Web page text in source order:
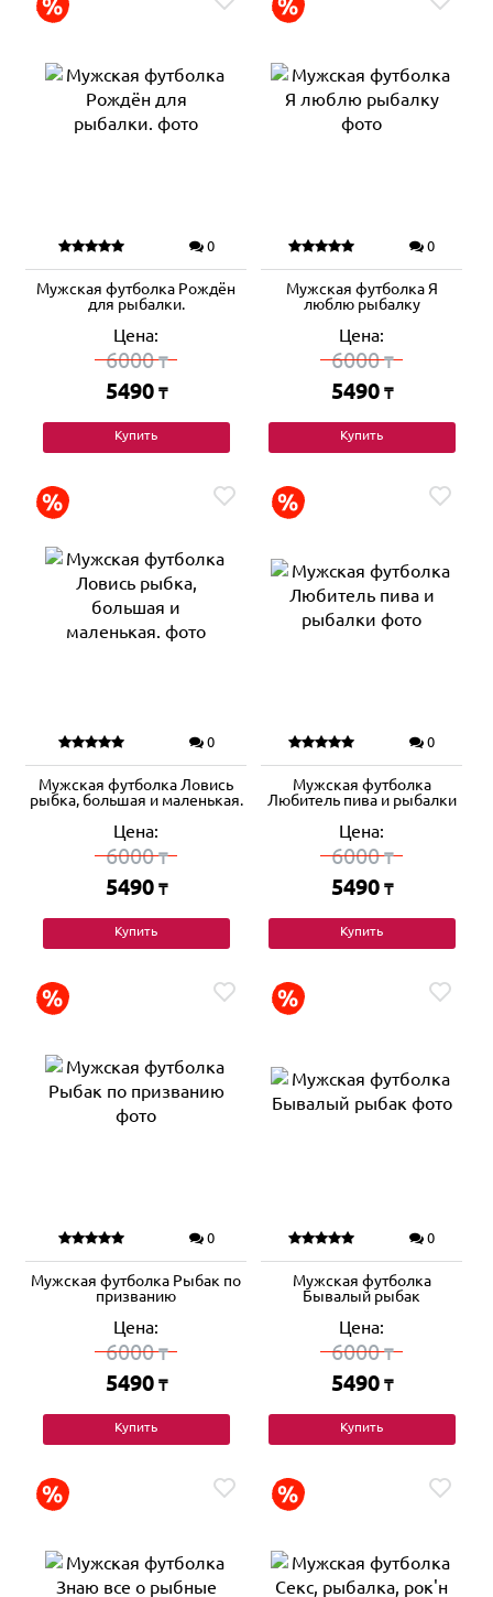
0
Мужская футболка Рождён
для рыбалки.
Цена:
6000₸
5490 ₸
Купить
0
Мужская футболка Я
люблю рыбалку
Цена:
6000₸
5490 ₸
Купить
0
Мужская футболка Ловись
рыбка, большая и маленькая.
Цена:
6000₸
5490 ₸
Купить
0
Мужская футболка
Любитель пива и рыбалки
Цена:
6000₸
5490 ₸
Купить
0
Мужская футболка Рыбак по
призванию
Цена:
6000₸
5490 ₸
Купить
0
Мужская футболка
Бывалый рыбак
Цена:
6000₸
5490 ₸
Купить